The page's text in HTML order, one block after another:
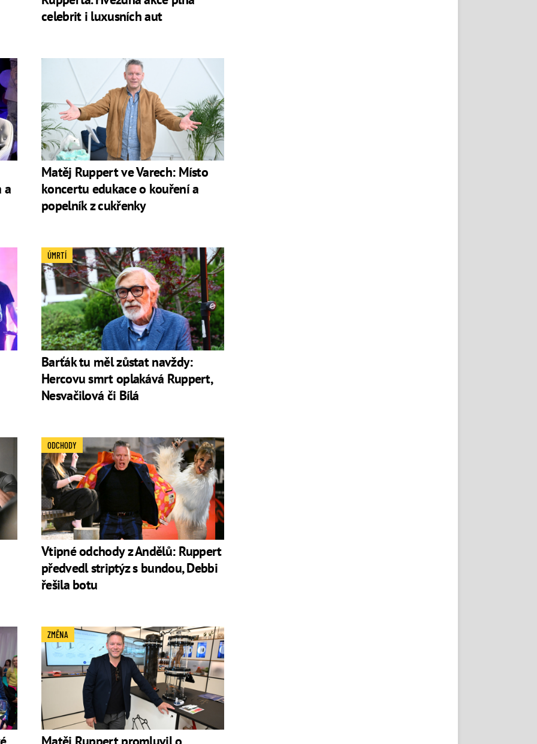
celebrit i luxusních aut
a
Matěj Ruppert ve Varech: Místo
koncertu edukace o kouření a
popelník z cukřenky
Barťák tu měl zůstat navždy:
Hercovu smrt oplakává Ruppert,
Nesvačilová či Bílá
ÚMRTÍ
Vtipné odchody z Andělů: Ruppert
předvedl striptýz s bundou, Debbi
řešila botu
ODCHODY
ZMĚNA